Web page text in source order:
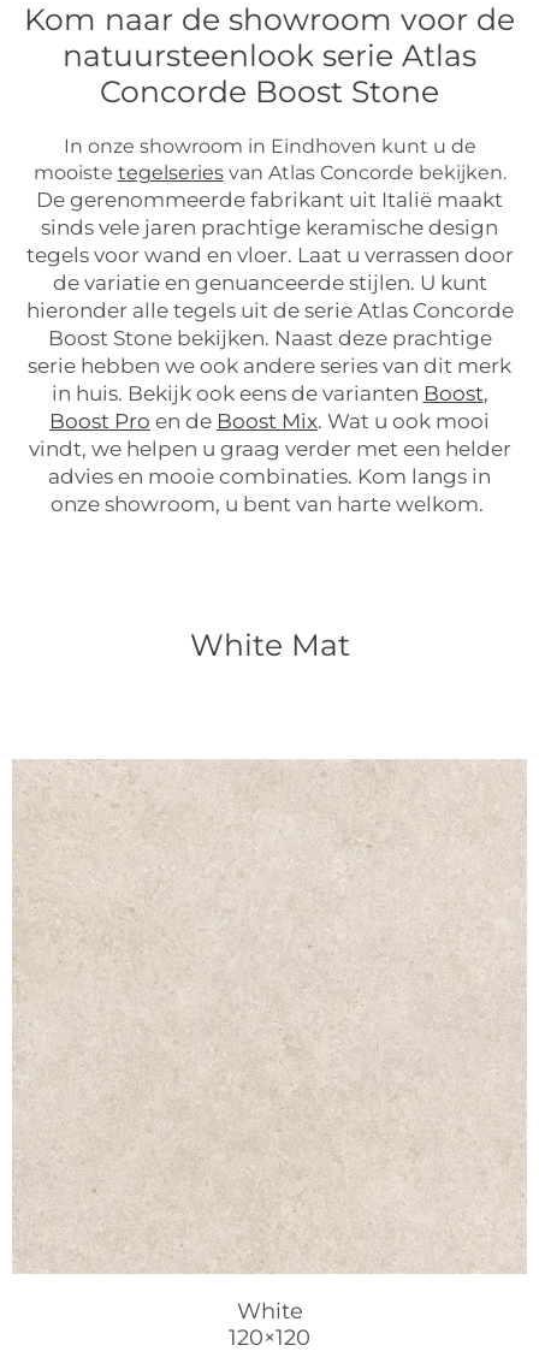
Kom naar de showroom voor de
natuursteenlook serie Atlas
Concorde Boost Stone
In onze showroom in Eindhoven kunt u de
mooiste tegelseriesvan Atlas Concorde bekijken.
De gerenommeerde fabrikant uit Italië maakt
sinds vele jaren prachtige keramische design
tegels voor wand en vloer. Laat u verrassen door
de variatie en genuanceerde stijlen. U kunt
hieronder alle tegels uit de serie Atlas Concorde
Boost Stone bekijken. Naast deze prachtige
serie hebben we ook andere series van dit merk
in huis. Bekijk ook eens de varianten Boost,
Boost Pro en de Boost Mix. Wat u ook mooi
vindt, we helpen u graag verder met een helder
advies en mooie combinaties. Kom langs in
onze showroom, u bent van harte welkom.
White Mat
White
120×120